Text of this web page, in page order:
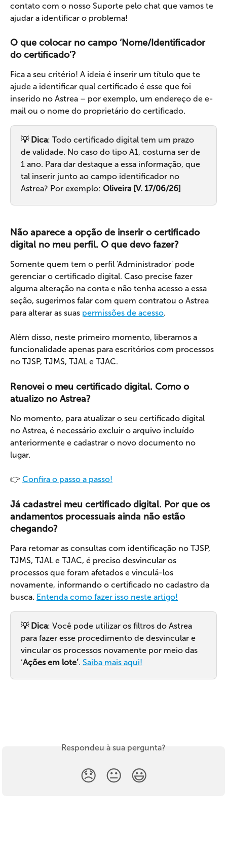
contato com o nosso Suporte pelo chat que vamos te
ajudar a identificar o problema!
O que colocar no campo ‘Nome/Identificador
do certificado’?
Fica a seu critério! A ideia é inserir um título que te
ajude a identificar qual certificado é esse que foi
inserido no Astrea – por exemplo, um endereço de e-
mail ou o nome do proprietário do certificado.
💡 Dica: Todo certificado digital tem um prazo
de validade. No caso do tipo A1, costuma ser de
1 ano. Para dar destaque a essa informação, que
tal inserir junto ao campo identificador no
Astrea? Por exemplo: Oliveira [V. 17/06/26]
Não aparece a opção de inserir o certificado
digital no meu perfil. O que devo fazer?
Somente quem tem o perfil 'Administrador' pode
gerenciar o certificado digital. Caso precise fazer
alguma alteração na conta e não tenha acesso a essa
seção, sugerimos falar com quem contratou o Astrea
para alterar as suas permissões de acesso.
Além disso, neste primeiro momento, liberamos a
funcionalidade apenas para escritórios com processos
no TJSP, TJMS, TJAL e TJAC.
Renovei o meu certificado digital. Como o
atualizo no Astrea?
No momento, para atualizar o seu certificado digital
no Astrea, é necessário excluir o arquivo incluído
anteriormente e cadastrar o novo documento no
lugar.
👉 Confira o passo a passo!
Já cadastrei meu certificado digital. Por que os
andamentos processuais ainda não estão
chegando?
Para retomar as consultas com identificação no TJSP,
TJMS, TJAL e TJAC, é preciso desvincular os
processos que foram afetados e vinculá-los
novamente, informando o certificado no cadastro da
busca. Entenda como fazer isso neste artigo!
💡 Dica: Você pode utilizar os filtros do Astrea
para fazer esse procedimento de desvincular e
vincular os processos novamente por meio das
‘Ações em lote’. Saiba mais aqui!
Respondeu à sua pergunta?
😞 😐 😃